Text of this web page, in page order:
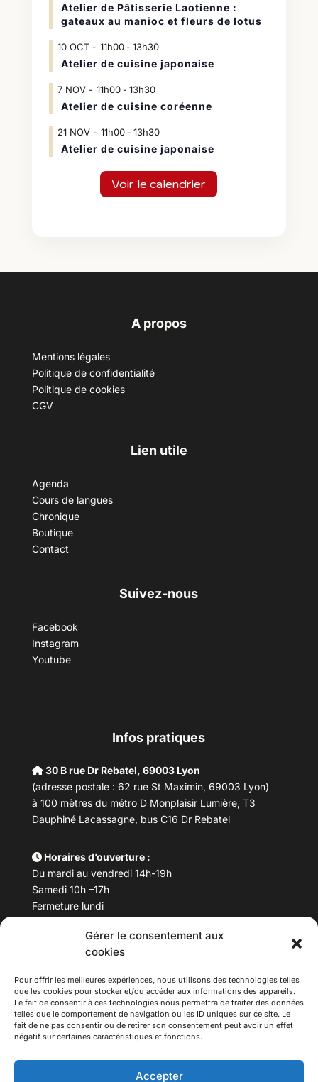
Gérer le consentement aux
cookies
Pour offrir les meilleures expériences, nous utilisons des technologies telles
que les cookies pour stocker et/ou accéder aux informations des appareils.
Le fait de consentir à ces technologies nous permettra de traiter des données
telles que le comportement de navigation ou les ID uniques sur ce site. Le
fait de ne pas consentir ou de retirer son consentement peut avoir un effet
négatif sur certaines caractéristiques et fonctions.
Accepter
Atelier de Pâtisserie Laotienne :
gateaux au manioc et fleurs de lotus
10 OCT 11h00- 13h30
Atelier de cuisine japonaise
7 NOV 11h00- 13h30
Atelier de cuisine coréenne
21 NOV 11h00- 13h30
Atelier de cuisine japonaise
Voir le calendrier
A propos
Mentions légales
Politique de confidentialité
Politique de cookies
CGV
Lien utile
Agenda
Cours de langues
Chronique
Boutique
Contact
Suivez-nous
Facebook
Instagram
Youtube
Infos pratiques
30 B rue Dr Rebatel, 69003 Lyon
(adresse postale : 62 rue St Maximin, 69003 Lyon)
à 100 mètres du métro D Monplaisir Lumière, T3
Dauphiné Lacassagne, bus C16 Dr Rebatel
Horaires d’ouverture :
Du mardi au vendredi 14h-19h
Samedi 10h –17h
Fermeture lundi
Téléphone : 04 78 53 06 40
maisondesculturesasiatiques@asiexpo.com